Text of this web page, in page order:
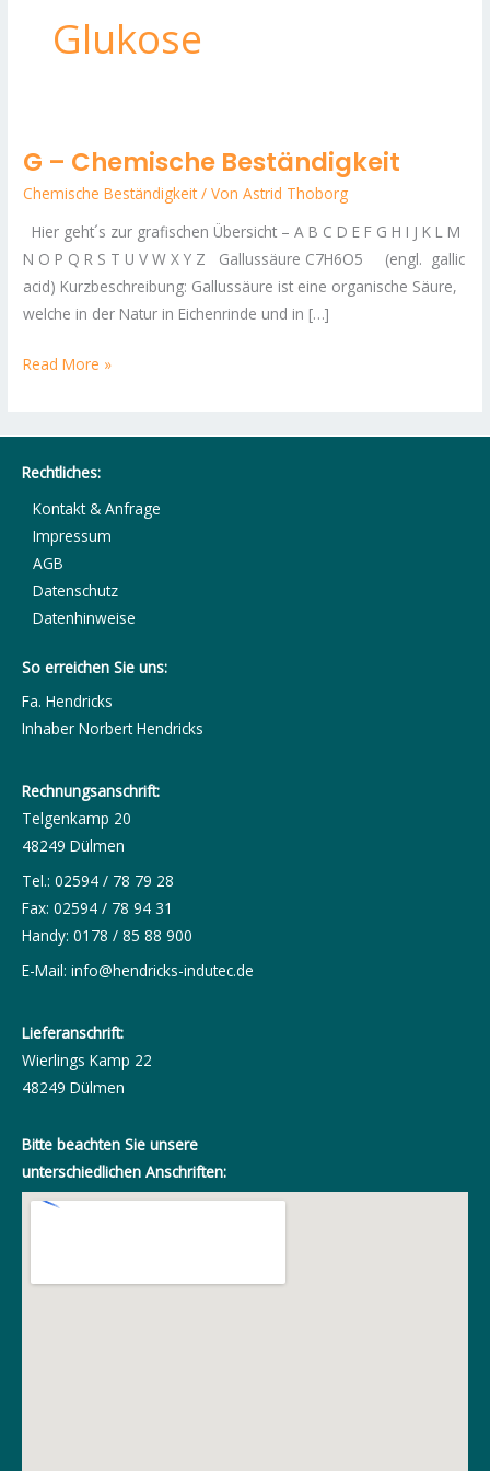
Glukose
G – Chemische Beständigkeit
Chemische Beständigkeit/ VonAstrid Thoborg
Hier geht´s zur grafischen Übersicht – A B C D E F G H I J K L M
N O P Q R S T U V W X Y Z Gallussäure C7H6O5 (engl. gallic
acid) Kurzbeschreibung: Gallussäure ist eine organische Säure,
welche in der Natur in Eichenrinde und in […]
G
–
Beständigkeit
Read More »
Rechtliches:
Kontakt & Anfrage
Impressum
AGB
Datenschutz
Datenhinweise
So erreichen Sie uns:
Fa. Hendricks
Inhaber Norbert Hendricks
Rechnungsanschrift:
Telgenkamp 20
48249 Dülmen
Tel.: 02594 / 78 79 28
Fax: 02594 / 78 94 31
Handy: 0178 / 85 88 900
E-Mail: info@hendricks-indutec.de
Lieferanschrift:
Wierlings Kamp 22
48249 Dülmen
Bitte beachten Sie unsere
unterschiedlichen Anschriften: